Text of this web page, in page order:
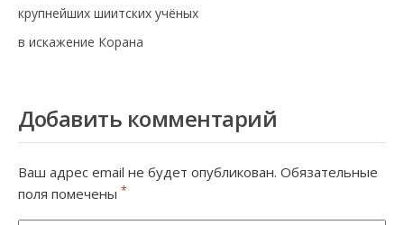
крупнейших шиитских учёных
в искажение Корана
Добавить комментарий
Ваш адрес email не будет опубликован. Обязательные
поля помечены *